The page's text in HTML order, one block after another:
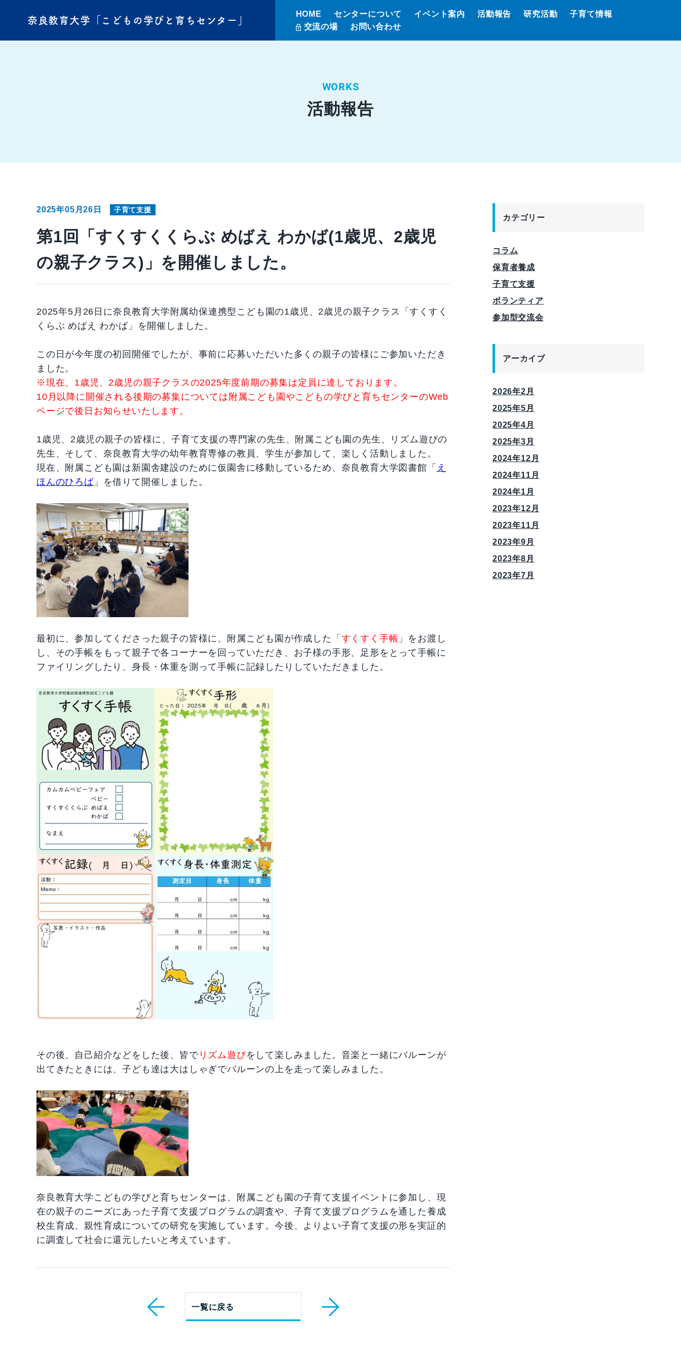
奈良教育大学「こどもの学びと育ちセンター」
HOME センターについて イベント案内 活動報告 研究活動
子育て情報
交流の場
お問い合わせ
WORKS
活動報告
2025年05月26日 子育て支援
第1回「すくすくくらぶ めばえ わかば(1歳児、2歳児
の親子クラス)」を開催しました。
2025年5月26日に奈良教育大学附属幼保連携型こども園の1歳児、2歳児の親子クラス「すくすく
くらぶ めばえ わかば」を開催しました。
この日が今年度の初回開催でしたが、事前に応募いただいた多くの親子の皆様にご参加いただき
ました。
※現在、1歳児、2歳児の親子クラスの2025年度前期の募集は定員に達しております。
10月以降に開催される後期の募集については附属こども園やこどもの学びと育ちセンターのWeb
ページで後日お知らせいたします。
1歳児、2歳児の親子の皆様に、子育て支援の専門家の先生、附属こども園の先生、リズム遊びの
先生、そして、奈良教育大学の幼年教育専修の教員、学生が参加して、楽しく活動しました。
現在、附属こども園は新園舎建設のために仮園舎に移動しているため、奈良教育大学図書館「 え
ほんのひろば」を借りて開催しました。
最初に、参加してくださった親子の皆様に、附属こども園が作成した「 すくすく手帳 」をお渡し
し、その手帳をもって親子で各コーナーを回っていただき、お子様の手形、足形をとって手帳に
ファイリングしたり、身長・体重を測って手帳に記録したりしていただきました。
その後、自己紹介などをした後、皆でリズム遊びをして楽しみました。音楽と一緒にバルーンが
出てきたときには、子ども達は大はしゃぎでバルーンの上を走って楽しみました。
奈良教育大学こどもの学びと育ちセンターは、附属こども園の子育て支援イベントに参加し、現
在の親子のニーズにあった子育て支援プログラムの調査や、子育て支援プログラムを通した養成
校生育成、親性育成についての研究を実施しています。今後、よりよい子育て支援の形を実証的
に調査して社会に還元したいと考えています。
一覧に戻る
カテゴリー
コラム
保育者養成
子育て支援
ボランティア
参加型交流会
アーカイブ
2026年2月
2025年5月
2025年4月
2025年3月
2024年12月
2024年11月
2024年1月
2023年12月
2023年11月
2023年9月
2023年8月
2023年7月